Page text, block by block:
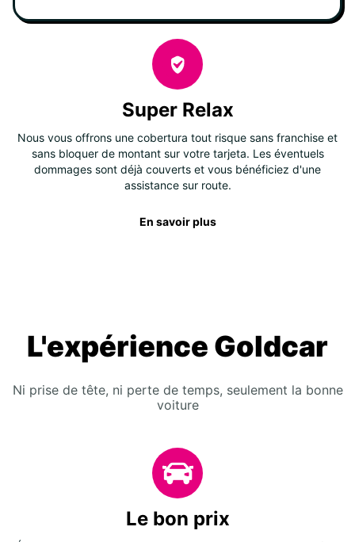
Super Relax
Nous vous offrons une cobertura tout risque sans franchise et
sans bloquer de montant sur votre tarjeta. Les éventuels
dommages sont déjà couverts et vous bénéficiez d'une
assistance sur route.
En savoir plus
L'expérience Goldcar
Ni prise de tête, ni perte de temps, seulement la bonne
voiture
Le bon prix